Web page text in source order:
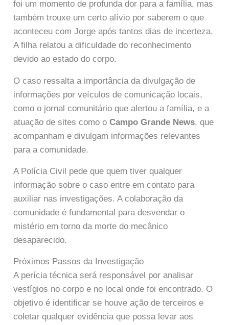
foi um momento de profunda dor para a família, mas
também trouxe um certo alívio por saberem o que
aconteceu com Jorge após tantos dias de incerteza.
A filha relatou a dificuldade do reconhecimento
devido ao estado do corpo.
O caso ressalta a importância da divulgação de
informações por veículos de comunicação locais,
como o jornal comunitário que alertou a família, e a
atuação de sites como oCampo Grande News, que
acompanham e divulgam informações relevantes
para a comunidade.
A Polícia Civil pede que quem tiver qualquer
informação sobre o caso entre em contato para
auxiliar nas investigações. A colaboração da
comunidade é fundamental para desvendar o
mistério em torno da morte do mecânico
desaparecido.
Próximos Passos da Investigação
A perícia técnica será responsável por analisar
vestígios no corpo e no local onde foi encontrado. O
objetivo é identificar se houve ação de terceiros e
coletar qualquer evidência que possa levar aos